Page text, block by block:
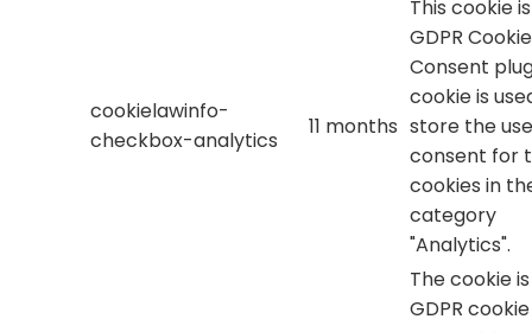
cookielawinfo-
checkbox-analytics
11 months
This cookie
GDPR Cookie
Consent
cookie is
store the
consent for
cookies in
category
"Analytics".
The cookie
GDPR cookie